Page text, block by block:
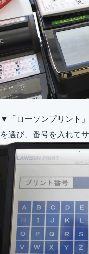
▼「ローソンプリント
を選び、番号を入れて